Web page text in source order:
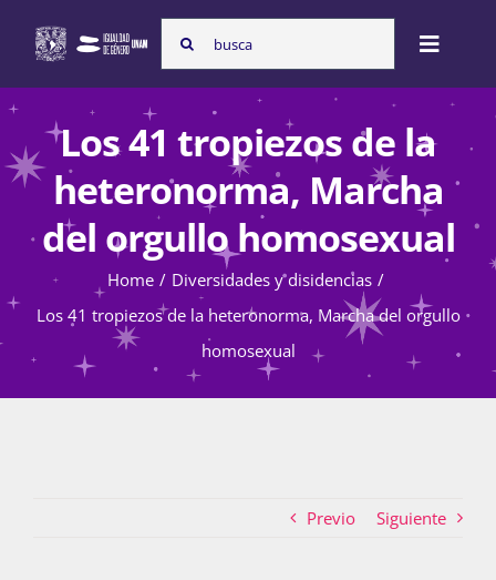
content
Search
for:
Toggle
Inicio
Nosotras
Programas
Atención de la violencia de género
Los 41 tropiezos de la
heteronorma, Marcha
del orgullo homosexual
Home
Diversidades y disidencias
Los 41 tropiezos de la heteronorma, Marcha del orgullo
homosexual
Previo Siguiente